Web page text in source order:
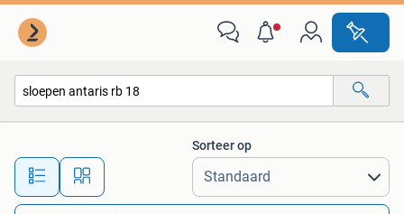
Alle afstanden…
Sorteer op